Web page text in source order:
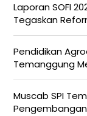
Laporan SOFI
Tegaskan
Pendidikan
Temanggung
Muscab SPI